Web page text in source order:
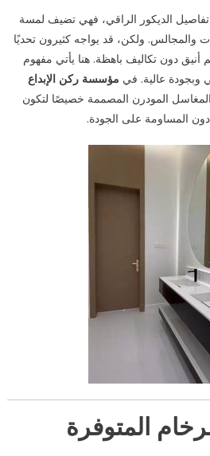
الديكور الراقي، فهي تضيف لمسة
والمجالس. ولكن، قد يواجه كثيرون تحديًا
دون تكاليف باهظة. هنا يأتي مفهوم
عالية. في مؤسسة ركن الإبداع
المودرن المصممة خصيصًا لتكون
المساومة على الجودة.
المتوفرة